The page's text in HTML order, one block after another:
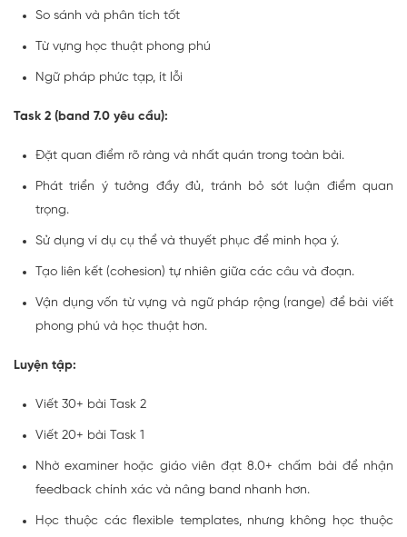
So sánh và phân tích tốt
Từ vựng học thuật phong phú
Ngữ pháp phức tạp, ít lỗi
Task 2 (band 7.0 yêu cầu):
Đặt quan điểm rõ ràng và nhất quán trong toàn bài.
Phát triển ý tưởng đầy đủ, tránh bỏ sót luận điểm quan
trọng.
Sử dụng ví dụ cụ thể và thuyết phục để minh họa ý.
Tạo liên kết (cohesion) tự nhiên giữa các câu và đoạn.
Vận dụng vốn từ vựng và ngữ pháp rộng (range) để bài viết
phong phú và học thuật hơn.
Luyện tập:
Viết 30+ bài Task 2
Viết 20+ bài Task 1
Nhờ examiner hoặc giáo viên đạt 8.0+ chấm bài để nhận
feedback chính xác và nâng band nhanh hơn.
Học thuộc các flexible templates, nhưng không học thuộc